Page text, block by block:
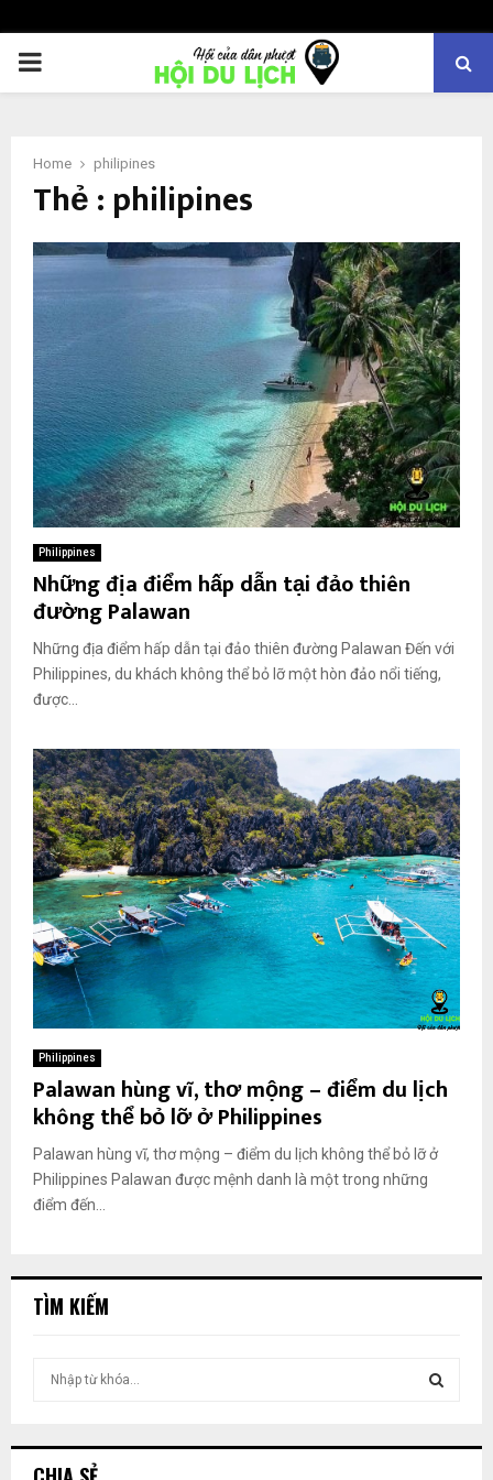
PRIMARY
Home philipines
Thẻ : philipines
Philippines
Những địa điểm hấp dẫn tại đảo thiên
đường Palawan
Những địa điểm hấp dẫn tại đảo thiên đường Palawan Đến với
Philippines, du khách không thể bỏ lỡ một hòn đảo nổi tiếng,
được...
Philippines
Palawan hùng vĩ, thơ mộng – điểm du lịch
không thể bỏ lỡ ở Philippines
Palawan hùng vĩ, thơ mộng – điểm du lịch không thể bỏ lỡ ở
Philippines Palawan được mệnh danh là một trong những
điểm đến...
TÌM KIẾM